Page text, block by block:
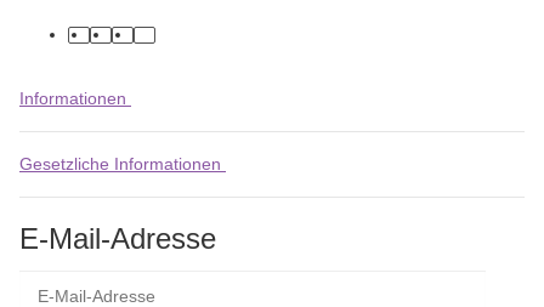
facebook
youtube
instagram
tiktok
Informationen
Gesetzliche Informationen
E-Mail-Adresse